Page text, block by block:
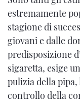
estremamente
stagione di
giovani e dalle
predisposizione
sigaretta, esige
pulizia della
controllo della